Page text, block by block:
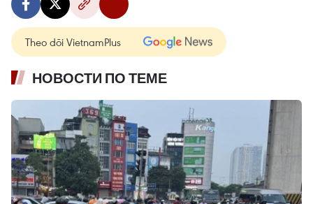
Theo dõi VietnamPlus
НОВОСТИ ПО ТЕМЕ